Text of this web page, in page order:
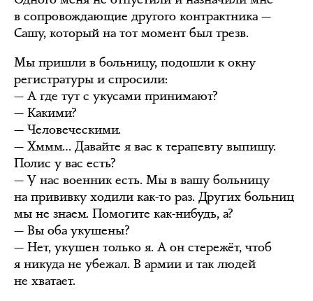
в сопровождающие другого контрактника —
Сашу, который на тот момент был трезв.
Мы пришли в больницу, подошли к окну
регистратуры и спросили:
— А где тут с укусами принимают?
— Какими?
— Человеческими.
— Хммм… Давайте я вас к терапевту выпишу.
Полис у вас есть?
— У нас военник есть. Мы в вашу больницу
на прививку ходили как-то раз. Других больниц
мы не знаем. Помогите как-нибудь, а?
— Вы оба укушены?
— Нет, укушен только я. А он стережёт, чтоб
я никуда не убежал. В армии и так людей
не хватает.